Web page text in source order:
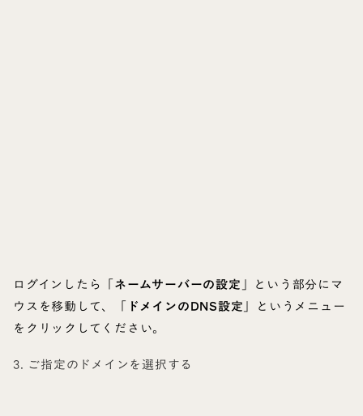
ログインしたら「ネームサーバーの設定」という部分にマ
ウスを移動して、「 ドメインのDNS設定」というメニュー
をクリックしてください。
3. ご指定のドメインを選択する